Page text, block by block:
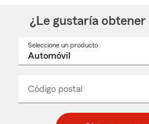
¿Le gustaría
Seleccione un producto
desplegable
Código postal
_____